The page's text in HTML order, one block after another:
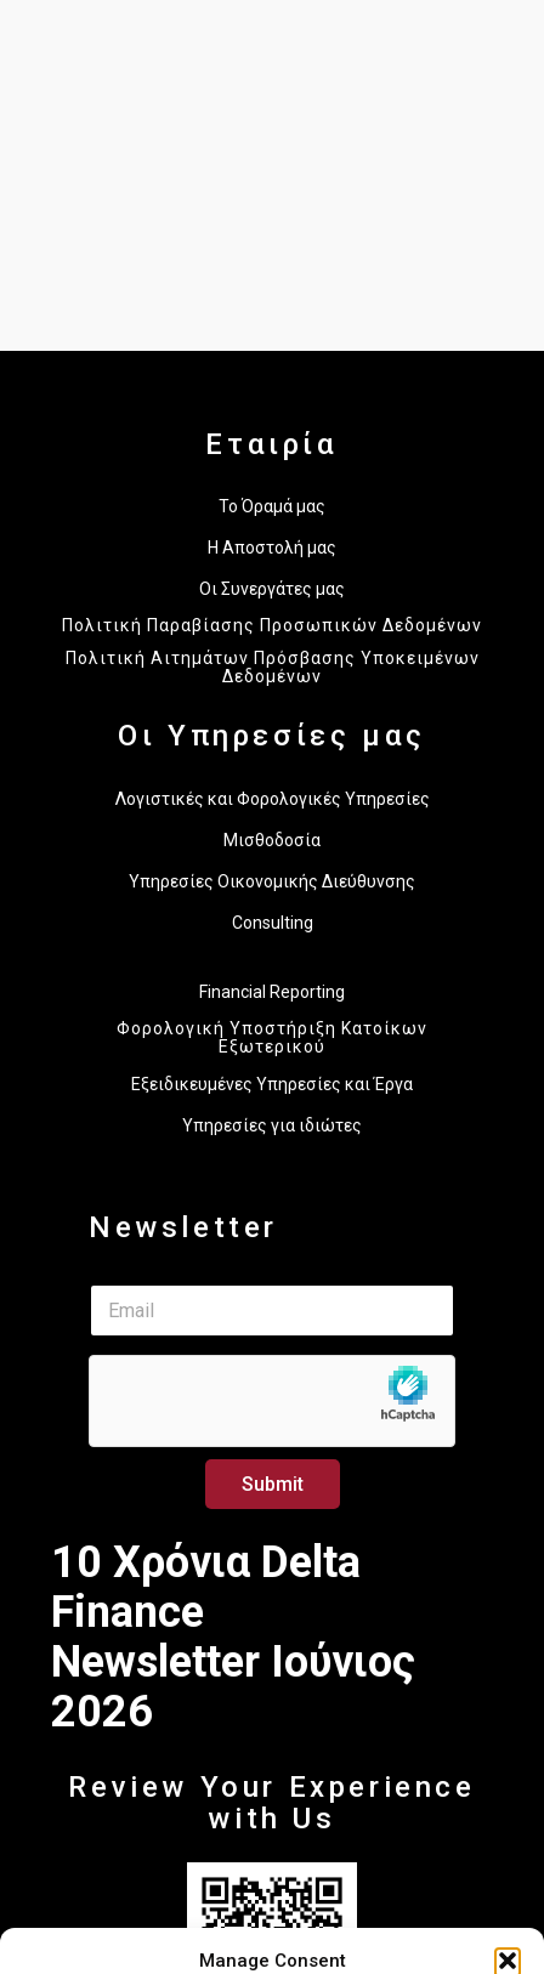
Manage Consent
Εταιρία
Το Όραμά μας
Η Αποστολή μας
Οι Συνεργάτες μας
Πολιτική Παραβίασης Προσωπικών Δεδομένων
Πολιτική Αιτημάτων Πρόσβασης Υποκειμένων
Δεδομένων
Οι Υπηρεσίες μας
Λογιστικές και Φορολογικές Υπηρεσίες
Μισθοδοσία
Υπηρεσίες Οικονομικής Διεύθυνσης
Consulting
Financial Reporting
Φορολογική Υποστήριξη Κατοίκων
Εξωτερικού
Εξειδικευμένες Υπηρεσίες και Έργα
Υπηρεσίες για ιδιώτες
Newsletter
i
l
E
a
i
E
a
i
Submit
10 Χρόνια Delta
Finance
Newsletter Ιούνιος
2026
Review Your Experience
with Us